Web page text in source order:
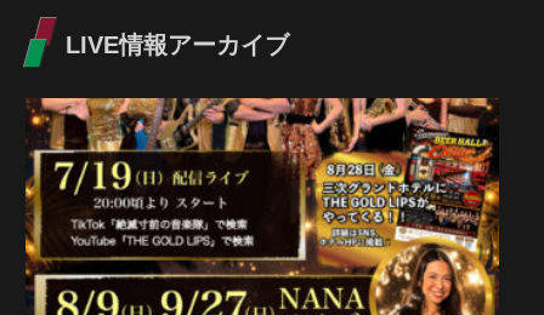
LIVE情報アーカイブ